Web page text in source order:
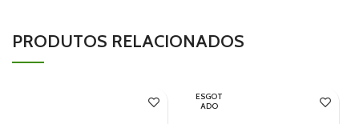
PRODUTOS RELACIONADOS
ESGOT
ADO